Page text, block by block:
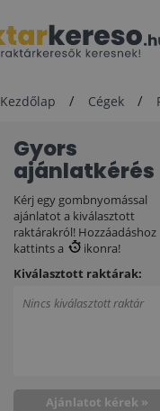
Kezdőlap Cégek
Gyors
ajánlatkérés
Kérj egy gombnyomással
ajánlatot a kiválasztott
raktárakról! Hozzáadáshoz
kattints a
ikonra!
Kiválasztott raktárak:
Nincs kiválasztott raktár
Ajánlatot kérek »